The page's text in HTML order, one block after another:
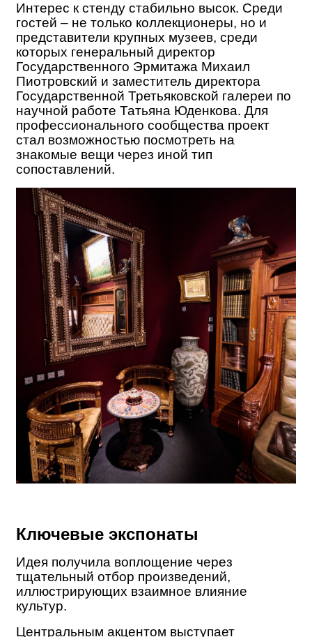
Интерес к стенду стабильно высок. Среди
гостей – не только коллекционеры, но и
представители крупных музеев, среди
которых генеральный директор
Государственного Эрмитажа Михаил
Пиотровский и заместитель директора
Государственной Третьяковской галереи по
научной работе Татьяна Юденкова. Для
профессионального сообщества проект
стал возможностью посмотреть на
знакомые вещи через иной тип
сопоставлений.
Ключевые экспонаты
Идея получила воплощение через
тщательный отбор произведений,
иллюстрирующих взаимное влияние
культур.
Центральным акцентом выступает